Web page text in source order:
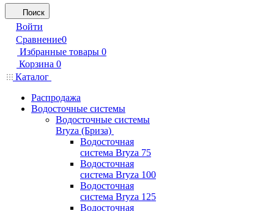
Поиск
Войти
Сравнение0
Избранные товары 0
Корзина 0
Каталог
Распродажа
Водосточные системы
Водосточные системы
Bryza (Бриза)
Водосточная
система Bryza 75
Водосточная
система Bryza 100
Водосточная
система Bryza 125
Водосточная